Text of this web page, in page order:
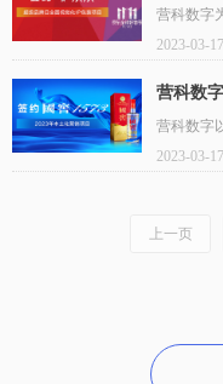
装项目
营科数字
阵，持续
2023-03-17
营科数
目
营科数字
启互联网
2023-03-17
上一页